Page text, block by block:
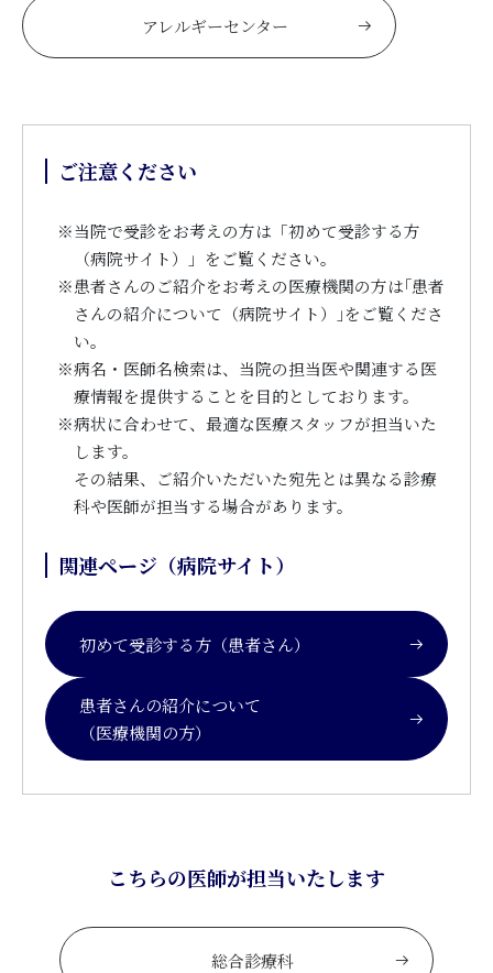
アレルギーセンター
ご注意ください
※当院で受診をお考えの方は「初めて受診する方
（病院サイト）」をご覧ください。
※患者さんのご紹介をお考えの医療機関の方は｢患者
さんの紹介について（病院サイト）｣をご覧くださ
い。
※病名・医師名検索は、当院の担当医や関連する医
療情報を提供することを目的としております。
※病状に合わせて、最適な医療スタッフが担当いた
します。
その結果、ご紹介いただいた宛先とは異なる診療
科や医師が担当する場合があります。
関連ページ（病院サイト）
初めて受診する方（患者さん）
患者さんの紹介について
（医療機関の方）
こちらの医師が担当いたします
総合診療科